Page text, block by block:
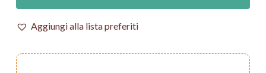
Aggiungi alla lista preferiti